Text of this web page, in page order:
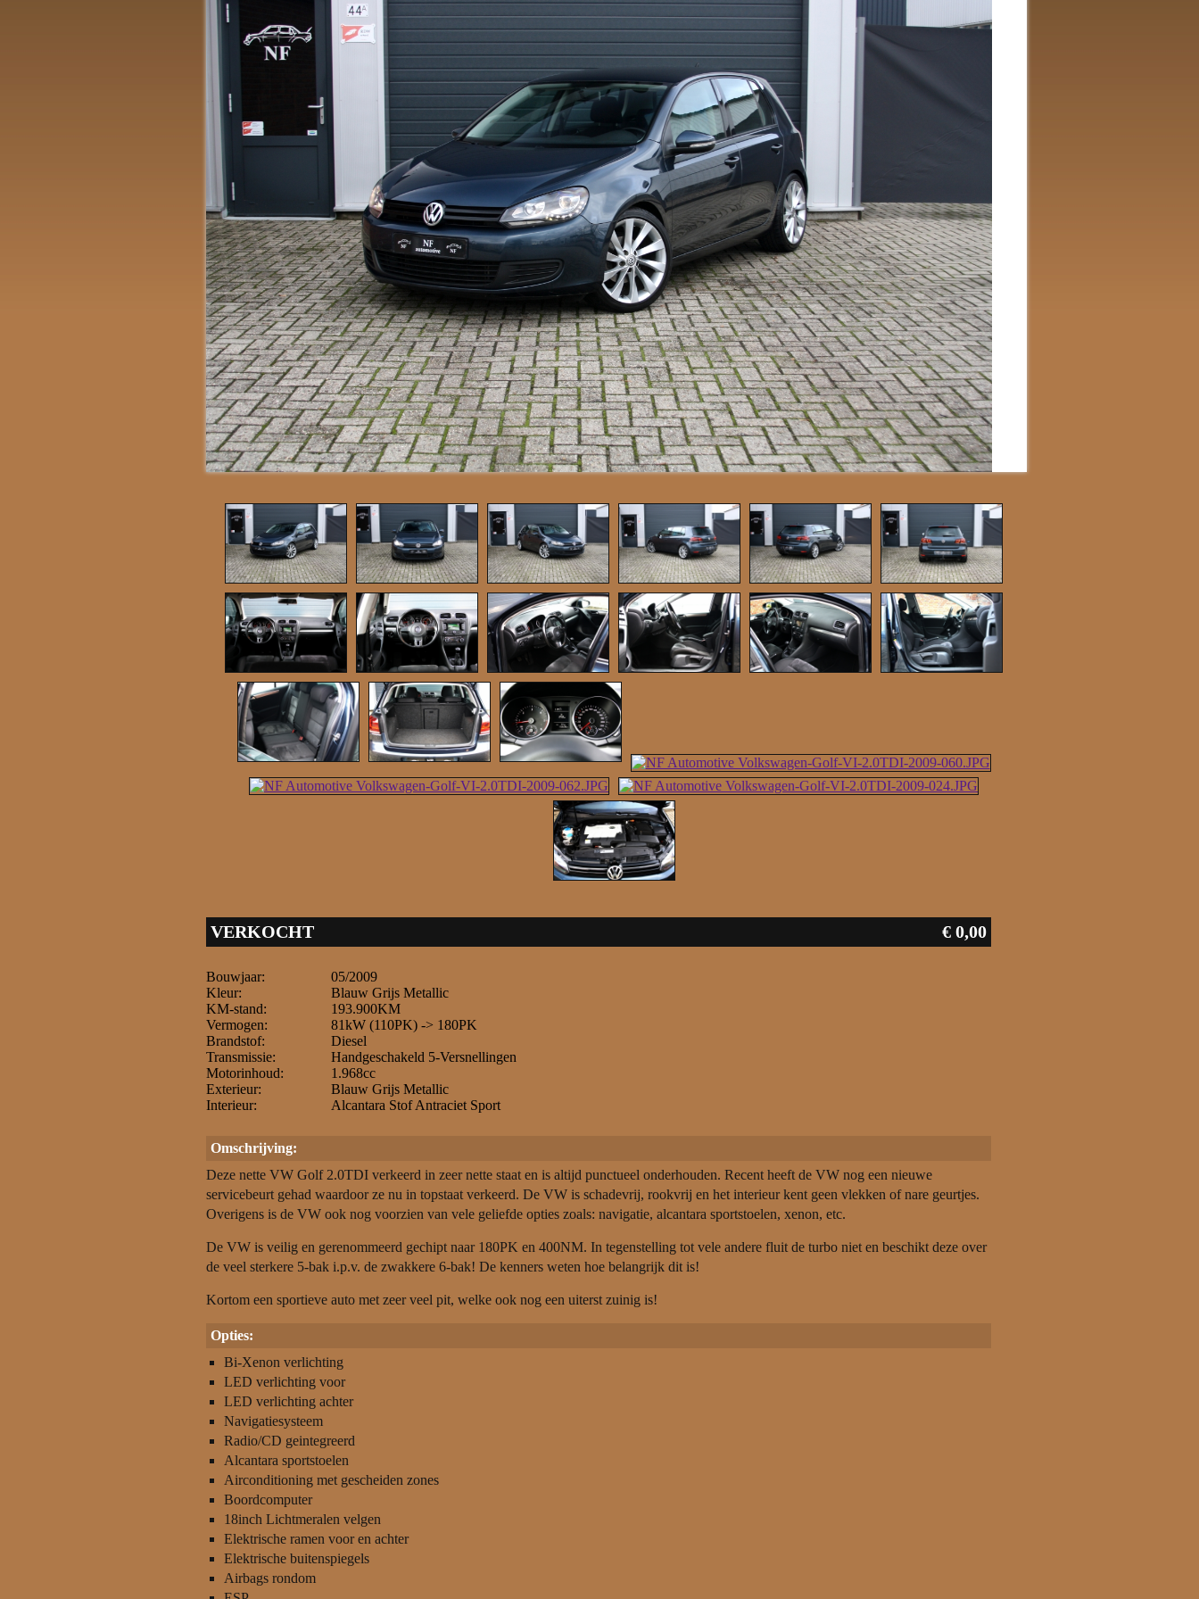
VERKOCHT € 0,00
Bouwjaar:
05/2009
Kleur:
Blauw Grijs Metallic
KM-stand:
193.900KM
Vermogen:
81kW (110PK) -> 180PK
Brandstof:
Diesel
Transmissie:
Handgeschakeld 5-Versnellingen
Motorinhoud:
1.968cc
Exterieur:
Blauw Grijs Metallic
Interieur:
Alcantara Stof Antraciet Sport
Omschrijving:
Deze nette VW Golf 2.0TDI verkeerd in zeer nette staat en is altijd punctueel onderhouden. Recent heeft de VW nog een nieuwe
servicebeurt gehad waardoor ze nu in topstaat verkeerd. De VW is schadevrij, rookvrij en het interieur kent geen vlekken of nare geurtjes.
Overigens is de VW ook nog voorzien van vele geliefde opties zoals: navigatie, alcantara sportstoelen, xenon, etc.
De VW is veilig en gerenommeerd gechipt naar 180PK en 400NM. In tegenstelling tot vele andere fluit de turbo niet en beschikt deze over
de veel sterkere 5-bak i.p.v. de zwakkere 6-bak! De kenners weten hoe belangrijk dit is!
Kortom een sportieve auto met zeer veel pit, welke ook nog een uiterst zuinig is!
Opties:
Bi-Xenon verlichting
LED verlichting voor
LED verlichting achter
Navigatiesysteem
Radio/CD geintegreerd
Alcantara sportstoelen
Airconditioning met gescheiden zones
Boordcomputer
18inch Lichtmeralen velgen
Elektrische ramen voor en achter
Elektrische buitenspiegels
Airbags rondom